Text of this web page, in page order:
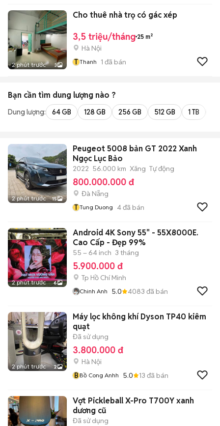
2 phút trước 3
Cho thuê nhà trọ có gác xép
3,5 triệu/tháng 25 m²
Hà Nội
T Thanh 1 đã bán
Bạn cần tìm dung lượng nào ?
Dung lượng: 64 GB 128 GB 256 GB 512 GB 1 TB
2 phút trước 15
Peugeot 5008 bản GT 2022 Xanh
Ngọc Lục Bảo
2022 56.000 km Xăng Tự động
800.000.000 đ
Đà Nẵng
T Tung Duong 4đã bán
2 phút trước 6
Android 4K Sony 55" - 55X8000E.
Cao Cấp - Đẹp 99%
55 – 64 inch 3 tháng
5.900.000 đ
Tp Hồ Chí Minh
Chinh Anh 5.0 4083 đã bán
2 phút trước 2
Máy lọc không khí Dyson TP40 kiêm
quạt
Đã sử dụng
3.800.000 đ
Hà Nội
BBồ Cong Anhh 5.0 13 đã bán
Vợt Pickleball X-Pro T700Y xanh
dương cũ
Đã sử dụng